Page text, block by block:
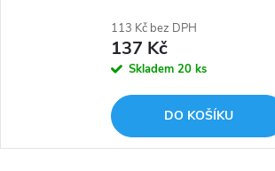
113 Kč bez DPH
137 Kč
Skladem 20 ks
DO KOŠÍKU